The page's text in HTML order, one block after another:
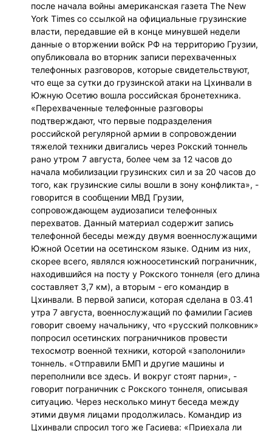
после начала войны американская газета The New
York Times со ссылкой на официальные грузинские
власти, передавшие ей в конце минувшей недели
данные о вторжении войск РФ на территорию Грузии,
опубликовала во вторник записи перехваченных
телефонных разговоров, которые свидетельствуют,
что еще за сутки до грузинской атаки на Цхинвали в
Южную Осетию вошла российская бронетехника.
«Перехваченные телефонные разговоры
подтверждают, что первые подразделения
российской регулярной армии в сопровождении
тяжелой техники двигались через Рокский тоннель
рано утром 7 августа, более чем за 12 часов до
начала мобилизации грузинских сил и за 20 часов до
того, как грузинские силы вошли в зону конфликта», -
говорится в сообщении МВД Грузии,
сопровождающем аудиозаписи телефонных
перехватов. Данный материал содержит запись
телефонной беседы между двумя военнослужащими
Южной Осетии на осетинском языке. Одним из них,
скорее всего, являлся южноосетинский пограничник,
находившийся на посту у Рокского тоннеля (его длина
составляет 3,7 км), а вторым - его командир в
Цхинвали. В первой записи, которая сделана в 03.41
утра 7 августа, военнослужащий по фамилии Гасиев
говорит своему начальнику, что «русский полковник»
попросил осетинских пограничников провести
техосмотр военной техники, которой «заполонили»
тоннель. «Отправили БМП и другие машины и
переполнили все здесь. И вокруг стоят парни», -
говорит пограничник с Рокского тоннеля, описывая
ситуацию. Через несколько минут беседа между
этими двумя лицами продолжилась. Командир из
Цхинвали спросил того же Гасиева: «Приехала ли